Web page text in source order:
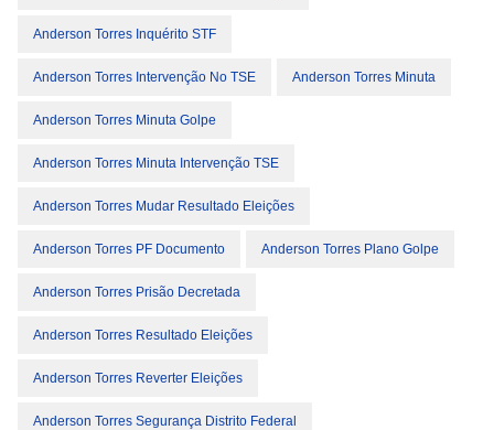
Anderson Torres Inquérito STF
Anderson Torres Intervenção No TSE Anderson Torres Minuta
Anderson Torres Minuta Golpe
Anderson Torres Minuta Intervenção TSE
Anderson Torres Mudar Resultado Eleições
Anderson Torres PF Documento Anderson Torres Plano Golpe
Anderson Torres Prisão Decretada
Anderson Torres Resultado Eleições
Anderson Torres Reverter Eleições
Anderson Torres Segurança Distrito Federal